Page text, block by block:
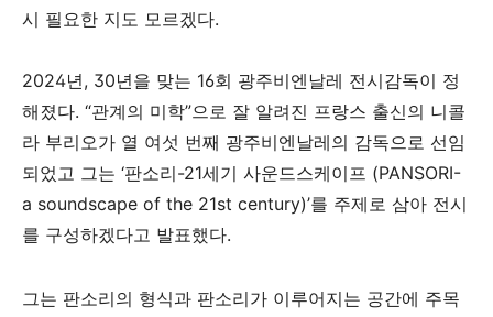
시 필요한 지도 모르겠다.
2024년, 30년을 맞는 16회 광주비엔날레 전시감독이 정
해졌다. “관계의 미학”으로 잘 알려진 프랑스 출신의 니콜
라 부리오가 열 여섯 번째 광주비엔날레의 감독으로 선임
되었고 그는 ‘판소리-21세기 사운드스케이프 (PANSORI-
a soundscape of the 21st century)’를 주제로 삼아 전시
를 구성하겠다고 발표했다.
그는 판소리의 형식과 판소리가 이루어지는 공간에 주목